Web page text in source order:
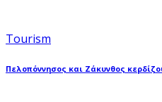
Tourism
Πελοπόννησος και Ζάκυνθος